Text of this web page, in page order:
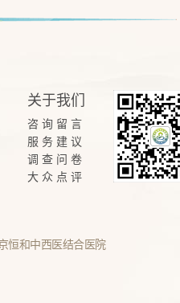
关于我们
咨询留言
服务建议
调查问卷
大众点评
恒和中西医结合医院